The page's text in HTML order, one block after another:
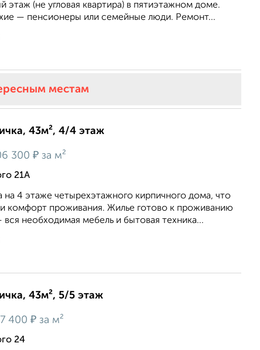
этаж (не угловая квартира) в пятиэтажном доме.
— пенсионеры или семейные люди. Ремонт...
местам
43м², 4/4 этаж
300 ₽ за м²
21А
на 4 этаже четырехэтажного кирпичного дома, что
комфорт проживания. Жилье готово к проживанию
необходимая мебель и бытовая техника...
43м², 5/5 этаж
400 ₽ за м²
24